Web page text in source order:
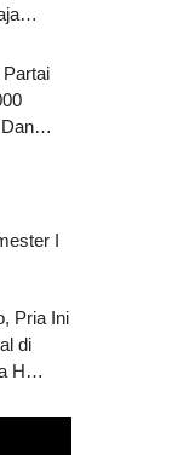
Dan…
I
Pria Ini
di
H…